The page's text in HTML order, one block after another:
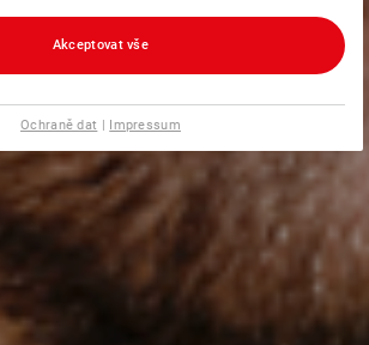
Akceptovat vše
Ochraně dat | Impressum